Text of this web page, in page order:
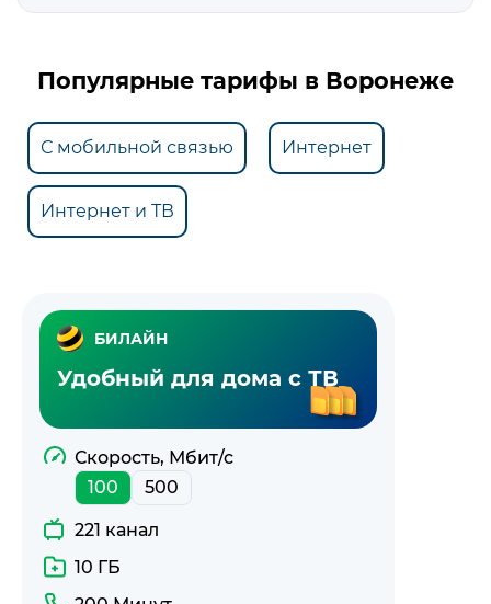
Популярные тарифы в Воронеже
С мобильной связью Интернет
Интернет и ТВ
БИЛАЙН
Удобный для дома с ТВ
Скорость, Мбит/с
100
500
221 канал
10 ГБ